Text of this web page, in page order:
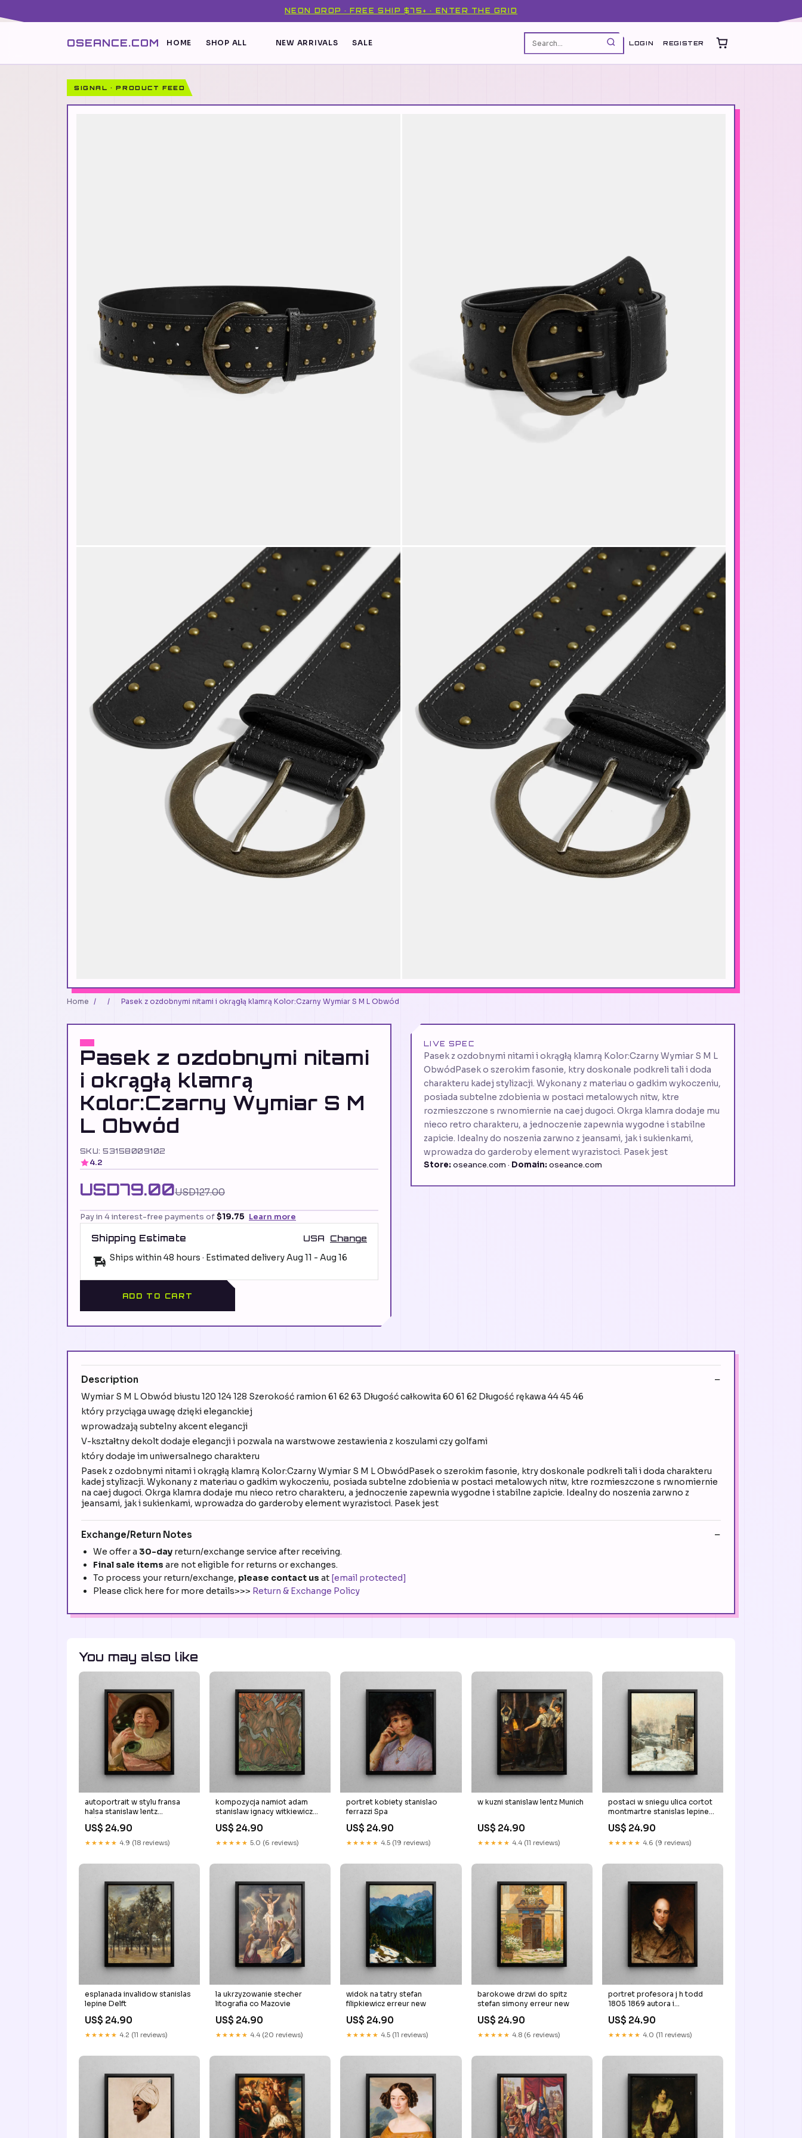
NEON DROP · FREE SHIP $75+ · ENTER THE GRID
OSEANCE.COM HOME SHOP ALL NEW ARRIVALS SALE LOGIN REGISTER
SIGNAL · PRODUCT FEED
Home / / Pasek z ozdobnymi nitami i okrągłą klamrą Kolor:Czarny Wymiar S M L Obwód
Pasek z ozdobnymi nitami
i okrągłą klamrą
Kolor:Czarny Wymiar S M
L Obwód
SKU: 53158009102
4.2
USD79.00USD127.00
Pay in 4 interest-free payments of$19.75 Learn more
Shipping Estimate USA Change
Ships within 48 hours · Estimated deliveryAug 11 - Aug 16
ADD TO CART
LIVE SPEC
Pasek z ozdobnymi nitami i okrągłą klamrą Kolor:Czarny Wymiar S M L
ObwódPasek o szerokim fasonie, ktry doskonale podkreli tali i doda
charakteru kadej stylizacji. Wykonany z materiau o gadkim wykoczeniu,
posiada subtelne zdobienia w postaci metalowych nitw, ktre
rozmieszczone s rwnomiernie na caej dugoci. Okrga klamra dodaje mu
nieco retro charakteru, a jednoczenie zapewnia wygodne i stabilne
zapicie. Idealny do noszenia zarwno z jeansami, jak i sukienkami,
wprowadza do garderoby element wyrazistoci. Pasek jest
Store: oseance.com · Domain: oseance.com
Description
Wymiar S M L Obwód biustu 120 124 128 Szerokość ramion 61 62 63 Długość całkowita 60 61 62 Długość rękawa 44 45 46
który przyciąga uwagę dzięki eleganckiej
wprowadzają subtelny akcent elegancji
V-kształtny dekolt dodaje elegancji i pozwala na warstwowe zestawienia z koszulami czy golfami
który dodaje im uniwersalnego charakteru
Pasek z ozdobnymi nitami i okrągłą klamrą Kolor:Czarny Wymiar S M L ObwódPasek o szerokim fasonie, ktry doskonale podkreli tali i doda charakteru
kadej stylizacji. Wykonany z materiau o gadkim wykoczeniu, posiada subtelne zdobienia w postaci metalowych nitw, ktre rozmieszczone s rwnomiernie
na caej dugoci. Okrga klamra dodaje mu nieco retro charakteru, a jednoczenie zapewnia wygodne i stabilne zapicie. Idealny do noszenia zarwno z
jeansami, jak i sukienkami, wprowadza do garderoby element wyrazistoci. Pasek jest
Exchange/Return Notes
We offer a 30-day return/exchange service after receiving.
Final sale items are not eligible for returns or exchanges.
To process your return/exchange, please contact us at [email protected]
Please click here for more details>>> Return & Exchange Policy
You may also like
autoportrait w stylu fransa
halsa stanislaw lentz
Brégence
US$ 24.90
★★★★★ 4.9 (18 reviews)
kompozycja namiot adam
stanislaw ignacy witkiewicz
Oxford
US$ 24.90
★★★★★ 5.0 (6 reviews)
portret kobiety stanislao
ferrazzi Spa
US$ 24.90
★★★★★ 4.5 (19 reviews)
w kuzni stanislaw lentz Munich
US$ 24.90
★★★★★ 4.4 (11 reviews)
postaci w sniegu ulica cortot
montmartre stanislas lepine
Vienne
US$ 24.90
★★★★★ 4.6 (9 reviews)
esplanada invalidow stanislas
lepine Delft
US$ 24.90
★★★★★ 4.2 (11 reviews)
la ukrzyzowanie stecher
litografia co Mazovie
US$ 24.90
★★★★★ 4.4 (20 reviews)
widok na tatry stefan
filipkiewicz erreur new
US$ 24.90
★★★★★ 4.5 (11 reviews)
barokowe drzwi do spitz
stefan simony erreur new
US$ 24.90
★★★★★ 4.8 (6 reviews)
portret profesora j h todd
1805 1869 autora i
antykwariusza stephen
catterson smith Göteborg
US$ 24.90
★★★★★ 4.0 (11 reviews)